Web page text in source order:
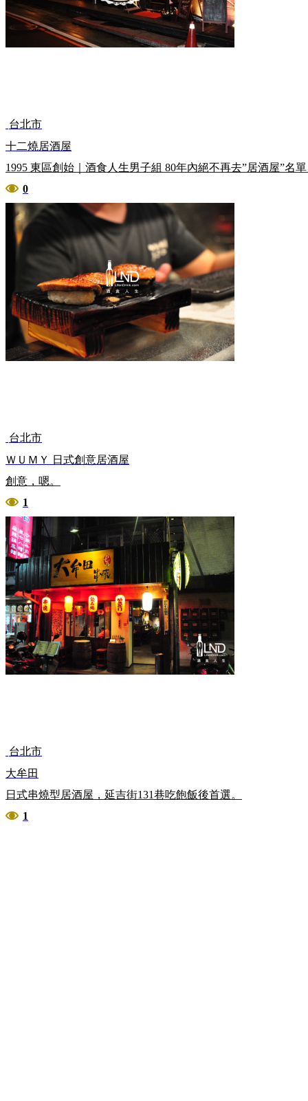
台北市
十二燒居酒屋
1995 東區創始｜酒食人生男子組 80年內絕不再去”居酒屋”名
0
台北市
ＷＵＭＹ 日式創意居酒屋
創意，嗯。
1
台北市
大牟田
日式串燒型居酒屋，延吉街131巷吃飽飯後首選。
1